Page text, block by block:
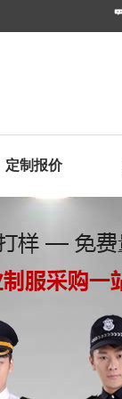
定制报价